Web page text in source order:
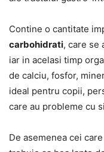
Contine o cantitate
carbohidrati, care se
iar in acelasi timp
de calciu, fosfor,
ideal pentru copii,
care au probleme cu
De asemenea cei